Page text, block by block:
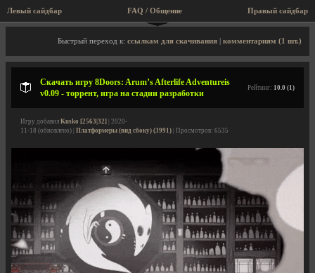
Левый сайдбар Правый сайдбар
FAQ / Общение
Описание игры, торрент, скриншоты, видео
Быстрый переход к: ссылкам для скачивания комментариям (1 шт.)
Скачать игру 8Doors: Arum’s Afterlife Adventureis
v0.09 - торрент, игра на стадии разработки
Рейтинг: 10.0 (1)
Игру добавил Kusko [2563|32] | 2020-
11-18 (обновлено) | Платформеры (вид сбоку) (3991) | Просмотров: 6535